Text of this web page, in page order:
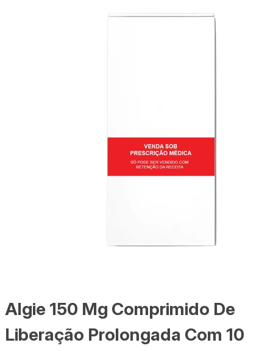
Algie 150 Mg Comprimido De
Liberação Prolongada Com 10